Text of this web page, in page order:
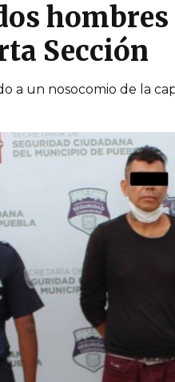
Sección
a un nosocomio de la